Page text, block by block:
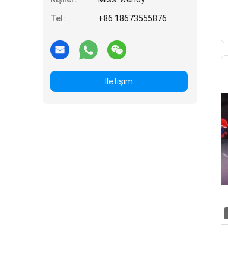
Tel:
+86 18673555876
İletişim